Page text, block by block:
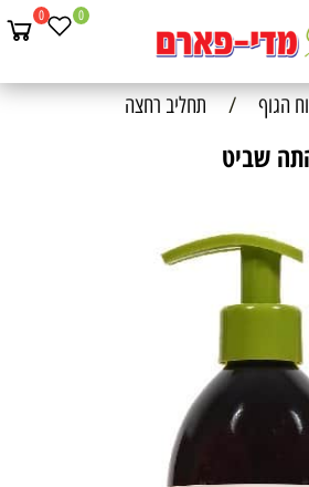
0 0
הגוף / תחליב רחצה
שביט